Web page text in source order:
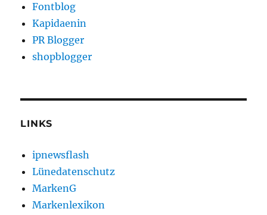
Fontblog
Kapidaenin
PR Blogger
shopblogger
LINKS
ipnewsflash
Lünedatenschutz
MarkenG
Markenlexikon